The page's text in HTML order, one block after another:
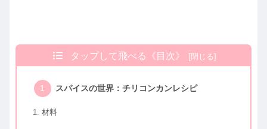
タップして飛べる《目次》
スパイスの世界：チリコンカンレシピ
材料